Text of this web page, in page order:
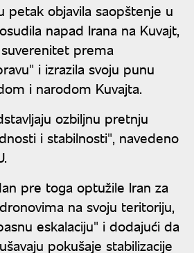
petak objavila saopštenje u
napad Irana na Kuvajt,
prema
i izrazila svoju punu
i narodom Kuvajta.
ozbiljnu pretnju
i stabilnosti", navedeno
pre toga optužile Iran za
na svoju teritoriju,
eskalaciju" i dodajući da
pokušaje stabilizacije